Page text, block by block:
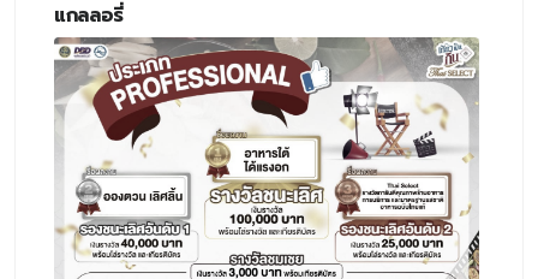
แกลลอรี่